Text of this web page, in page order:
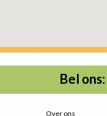
Bel
Over ons